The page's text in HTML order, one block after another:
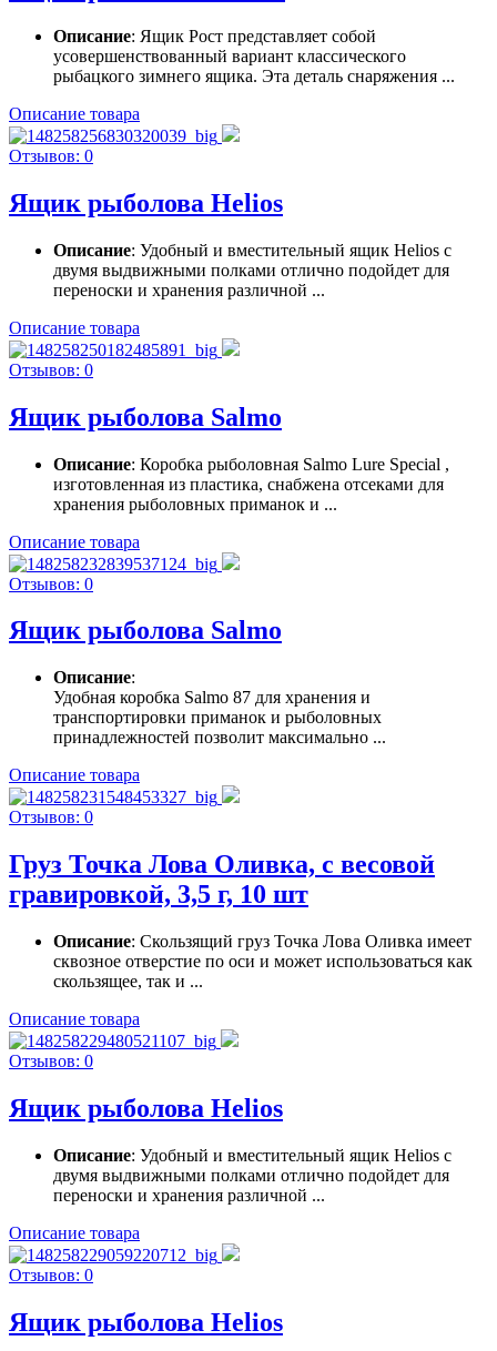
Описание: Ящик Рост представляет собой
усовершенствованный вариант классического
рыбацкого зимнего ящика. Эта деталь снаряжения ...
Описание товара
Отзывов: 0
Ящик рыболова Helios
Описание: Удобный и вместительный ящик Helios с
двумя выдвижными полками отлично подойдет для
переноски и хранения различной ...
Описание товара
Отзывов: 0
Ящик рыболова Salmo
Описание: Коробка рыболовная Salmo Lure Special ,
изготовленная из пластика, снабжена отсеками для
хранения рыболовных приманок и ...
Описание товара
Отзывов: 0
Ящик рыболова Salmo
Описание:
Удобная коробка Salmo 87 для хранения и
транспортировки приманок и рыболовных
принадлежностей позволит максимально ...
Описание товара
Отзывов: 0
Груз Точка Лова Оливка, с весовой
гравировкой, 3,5 г, 10 шт
Описание: Скользящий груз Точка Лова Оливка имеет
сквозное отверстие по оси и может использоваться как
скользящее, так и ...
Описание товара
Отзывов: 0
Ящик рыболова Helios
Описание: Удобный и вместительный ящик Helios с
двумя выдвижными полками отлично подойдет для
переноски и хранения различной ...
Описание товара
Отзывов: 0
Ящик рыболова Helios